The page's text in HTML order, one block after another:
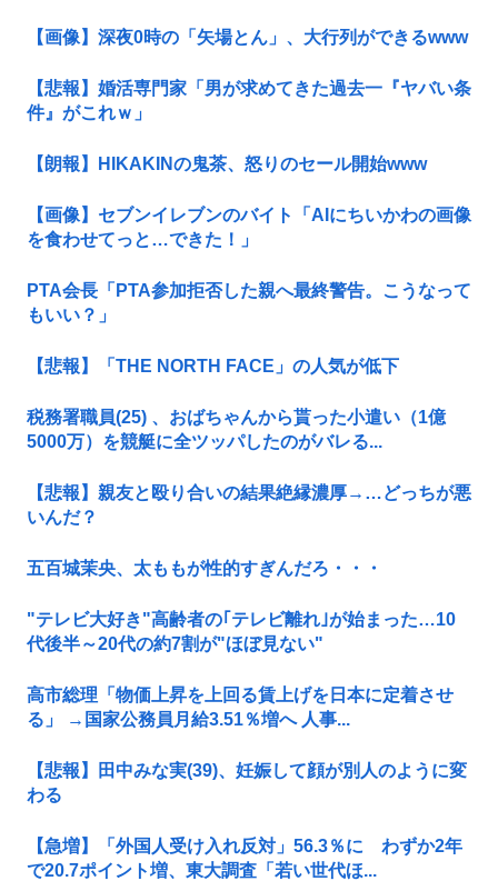
【画像】深夜0時の「矢場とん」、大行列ができるwww
【悲報】婚活専門家「男が求めてきた過去一『ヤバい条
件』がこれｗ」
【朗報】HIKAKINの鬼茶、怒りのセール開始www
【画像】セブンイレブンのバイト「AIにちいかわの画像
を食わせてっと…できた！」
PTA会長「PTA参加拒否した親へ最終警告。こうなって
もいい？」
【悲報】「THE NORTH FACE」の人気が低下
税務署職員(25) 、おばちゃんから貰った小遣い（1億
5000万）を競艇に全ツッパしたのがバレる...
【悲報】親友と殴り合いの結果絶縁濃厚→…どっちが悪
いんだ？
五百城茉央、太ももが性的すぎんだろ・・・
"テレビ大好き"高齢者の｢テレビ離れ｣が始まった…10
代後半～20代の約7割が"ほぼ見ない"
高市総理「物価上昇を上回る賃上げを日本に定着させ
る」 →国家公務員月給3.51％増へ 人事...
【悲報】田中みな実(39)、妊娠して顔が別人のように変
わる
【急増】「外国人受け入れ反対」56.3％に わずか2年
で20.7ポイント増、東大調査「若い世代ほ...